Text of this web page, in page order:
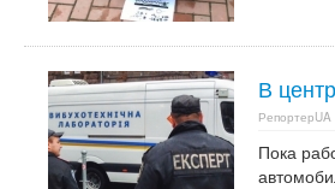
В
РепортерUA
Пока